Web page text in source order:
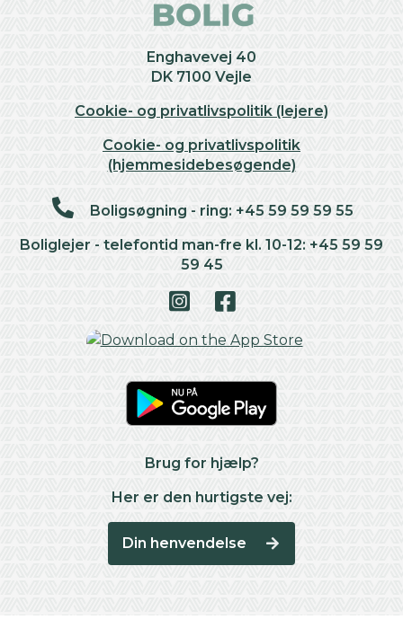
Enghavevej 40
DK 7100 Vejle
Cookie- og privatlivspolitik (lejere)
Cookie- og privatlivspolitik
(hjemmesidebesøgende)
Boligsøgning - ring: +45 59 59 59 55
Boliglejer - telefontid man-fre kl. 10-12: +45 59 59
59 45
Brug for hjælp?
Her er den hurtigste vej:
Din henvendelse